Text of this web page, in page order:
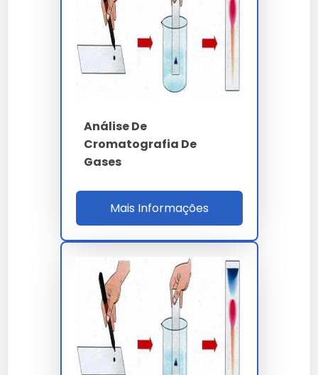
gradiente step hexano/diclorometano/metanol.
O laboratório acreditado ISO 17025
CGCRE/Inmetro executa análise cromatográfica
com cadeia de custódia completa, emitindo
laudo digital assinado ICP-Brasil em 3 a 7 dias
método de Rogers, Doernenburg e triângulo de
Duval. O ROI da análise preditiva em
transformadores acima de 10 MVA ultrapassa
450 mil por evento.
A cromatografia gasosa (GC) com detector de
ionização de chama (FID) e headspace dedicado
segue ABNT NBR 7070 e IEEE C57.104,
quantificando gases dissolvidos em óleo mineral
isolante: hidrogênio (H2), metano (CH4), etileno
(C2H4), acetileno (C2H2), etano (C2H6),
monóxido de carbono (CO) e dióxido de carbono
(CO2) com limite de detecção inferior a 1 ppm
(v/v) e repetibilidade CV inferior a 3%.
Análise De
Cromatografia De
Gases
Mais Informações